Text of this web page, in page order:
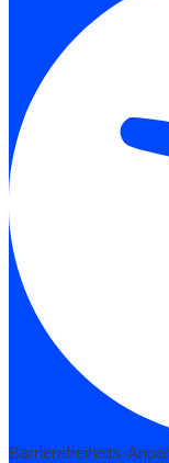
Barrierefreiheits-